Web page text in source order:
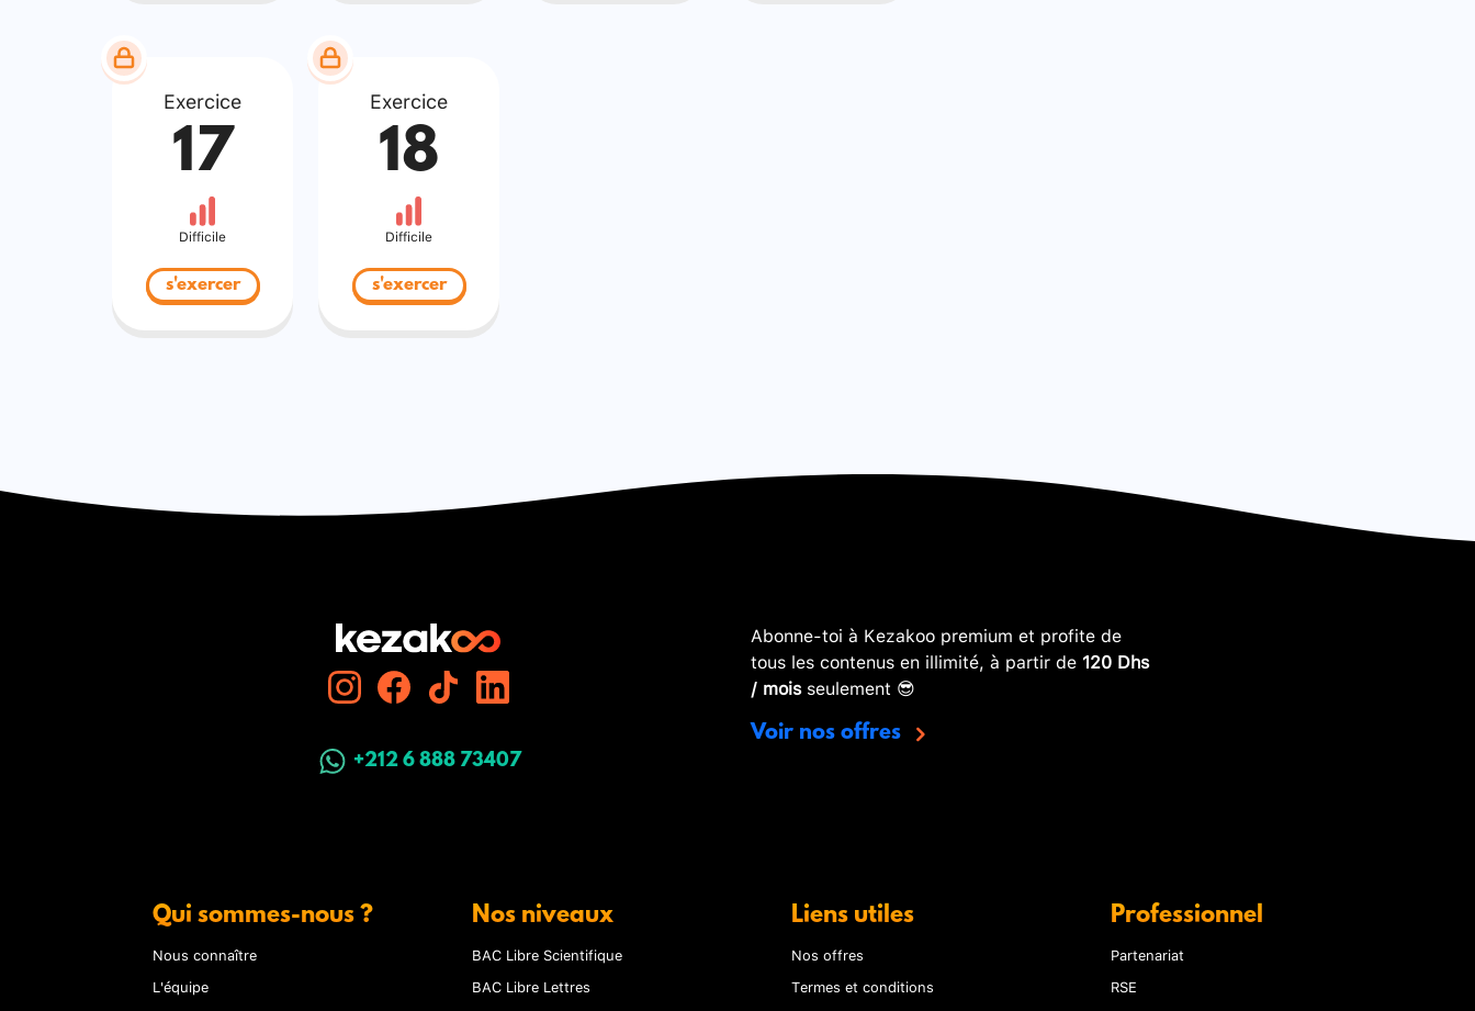
Exercice
17
Difficile
s'exercer
Exercice
18
Difficile
s'exercer
+212 6 888 73407
Abonne-toi à Kezakoo premium et profite de
tous les contenus en illimité, à partir de 120 Dhs
/ moisseulement 😎
Voir nos offres
Qui sommes-nous ?
Nous connaître
L'équipe
Nos niveaux
BAC Libre Scientifique
BAC Libre Lettres
Liens utiles
Nos offres
Termes et conditions
Professionnel
Partenariat
RSE